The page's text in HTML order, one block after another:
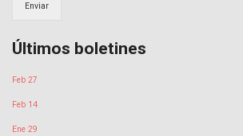
Enviar
Últimos boletines
Feb 27
Feb 14
Ene 29